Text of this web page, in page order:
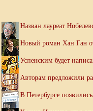
Назван лауреат
Новый роман Хан Ган
Успенским будет
Авторам предложили
В Петербурге